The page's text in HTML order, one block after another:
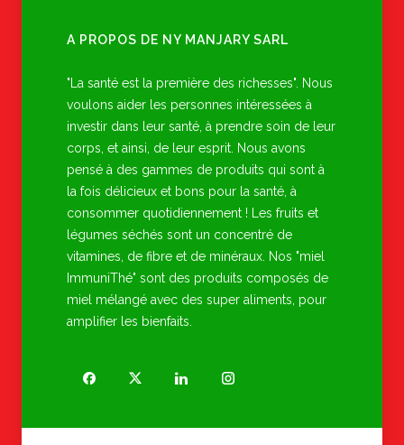
A PROPOS DE NY MANJARY SARL
"La santé est la première des richesses". Nous
voulons aider les personnes intéressées à
investir dans leur santé, à prendre soin de leur
corps, et ainsi, de leur esprit. Nous avons
pensé à des gammes de produits qui sont à
la fois délicieux et bons pour la santé, à
consommer quotidiennement ! Les fruits et
légumes séchés sont un concentré de
vitamines, de fibre et de minéraux. Nos "miel
ImmuniThé" sont des produits composés de
miel mélangé avec des super aliments, pour
amplifier les bienfaits.